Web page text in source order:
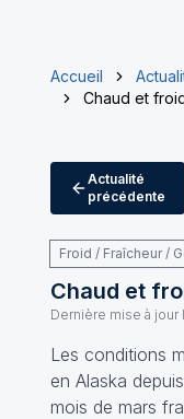
Accueil
Chaud et
Actualité
précédente
Froid / Fraîcheur /
Chaud et
Dernière mise à jour
Les conditions
en Alaska
mois de mars